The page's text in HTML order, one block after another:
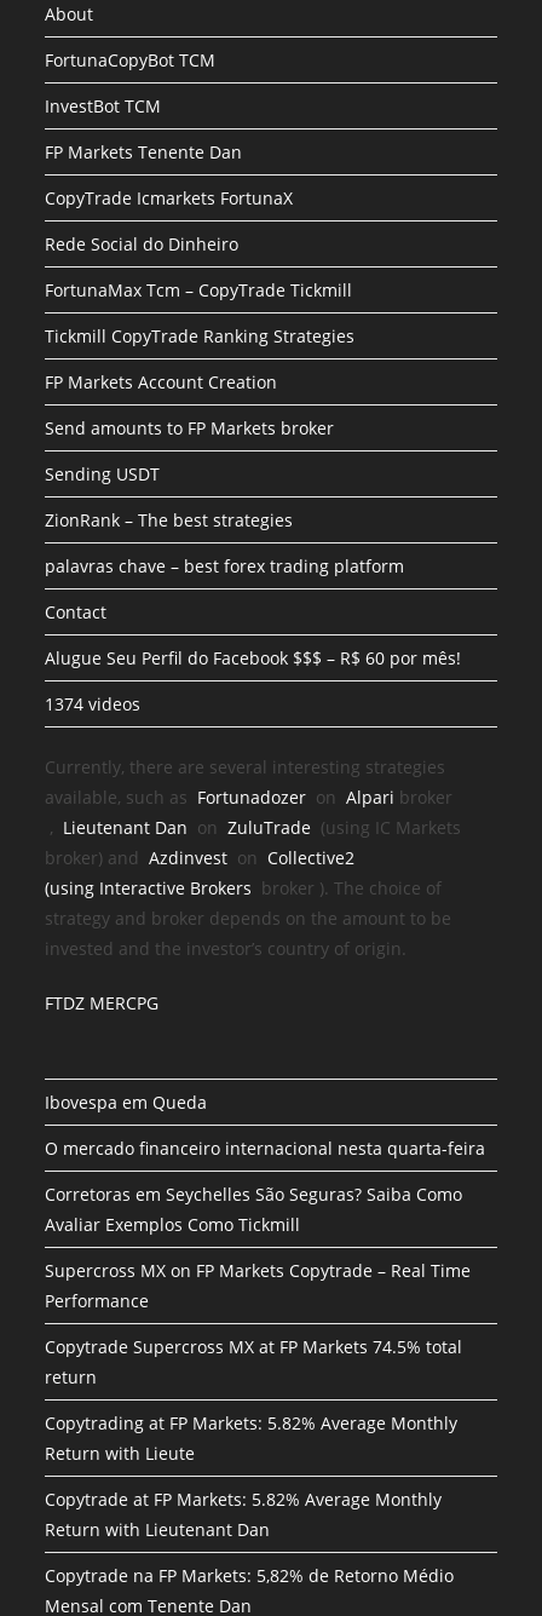
About
FortunaCopyBot TCM
InvestBot TCM
FP Markets Tenente Dan
CopyTrade Icmarkets FortunaX
Rede Social do Dinheiro
FortunaMax Tcm – CopyTrade Tickmill
Tickmill CopyTrade Ranking Strategies
FP Markets Account Creation
Send amounts to FP Markets broker
Sending USDT
ZionRank – The best strategies
palavras chave – best forex trading platform
Contact
Alugue Seu Perfil do Facebook $$$ – R$ 60 por mês!
1374 videos
Currently, there are several interesting strategies
available, such as Fortunadozer onAlpari broker
, Lieutenant Dan onZuluTrade (using IC Markets
broker) andAzdinvest onCollective2
(using Interactive Brokers broker ). The choice of
strategy and broker depends on the amount to be
invested and the investor’s country of origin.
FTDZ MERCPG
Ibovespa em Queda
O mercado financeiro internacional nesta quarta-feira
Corretoras em Seychelles São Seguras? Saiba Como
Avaliar Exemplos Como Tickmill
Supercross MX on FP Markets Copytrade – Real Time
Performance
Copytrade Supercross MX at FP Markets 74.5% total
return
Copytrading at FP Markets: 5.82% Average Monthly
Return with Lieute
Copytrade at FP Markets: 5.82% Average Monthly
Return with Lieutenant Dan
Copytrade na FP Markets: 5,82% de Retorno Médio
Mensal com Tenente Dan